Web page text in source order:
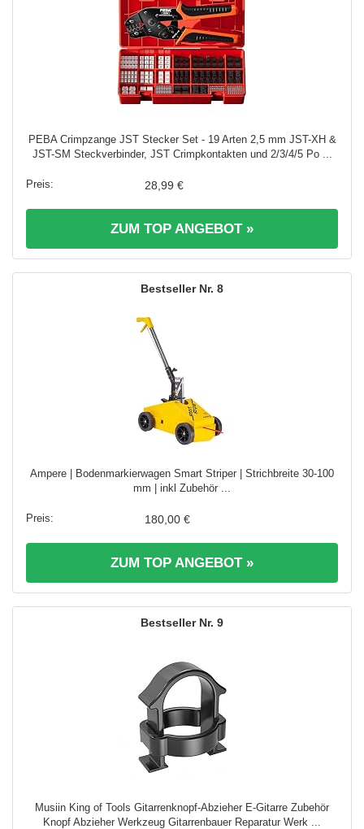
PEBA Crimpzange JST Stecker Set - 19 Arten 2,5 mm JST-XH &
JST-SM Steckverbinder, JST Crimpkontakten und 2/3/4/5 Po ...
28,99 €
ZUM TOP ANGEBOT »
8
Ampere | Bodenmarkierwagen Smart Striper | Strichbreite 30-100
mm | inkl Zubehör ...
180,00 €
ZUM TOP ANGEBOT »
9
Musiin King of Tools Gitarrenknopf-Abzieher E-Gitarre Zubehör
Knopf Abzieher Werkzeug Gitarrenbauer Reparatur Werk ...